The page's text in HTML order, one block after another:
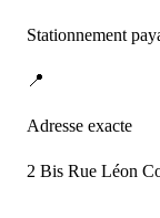
Stationnement
📍
Adresse exacte
2 Bis Rue Léon